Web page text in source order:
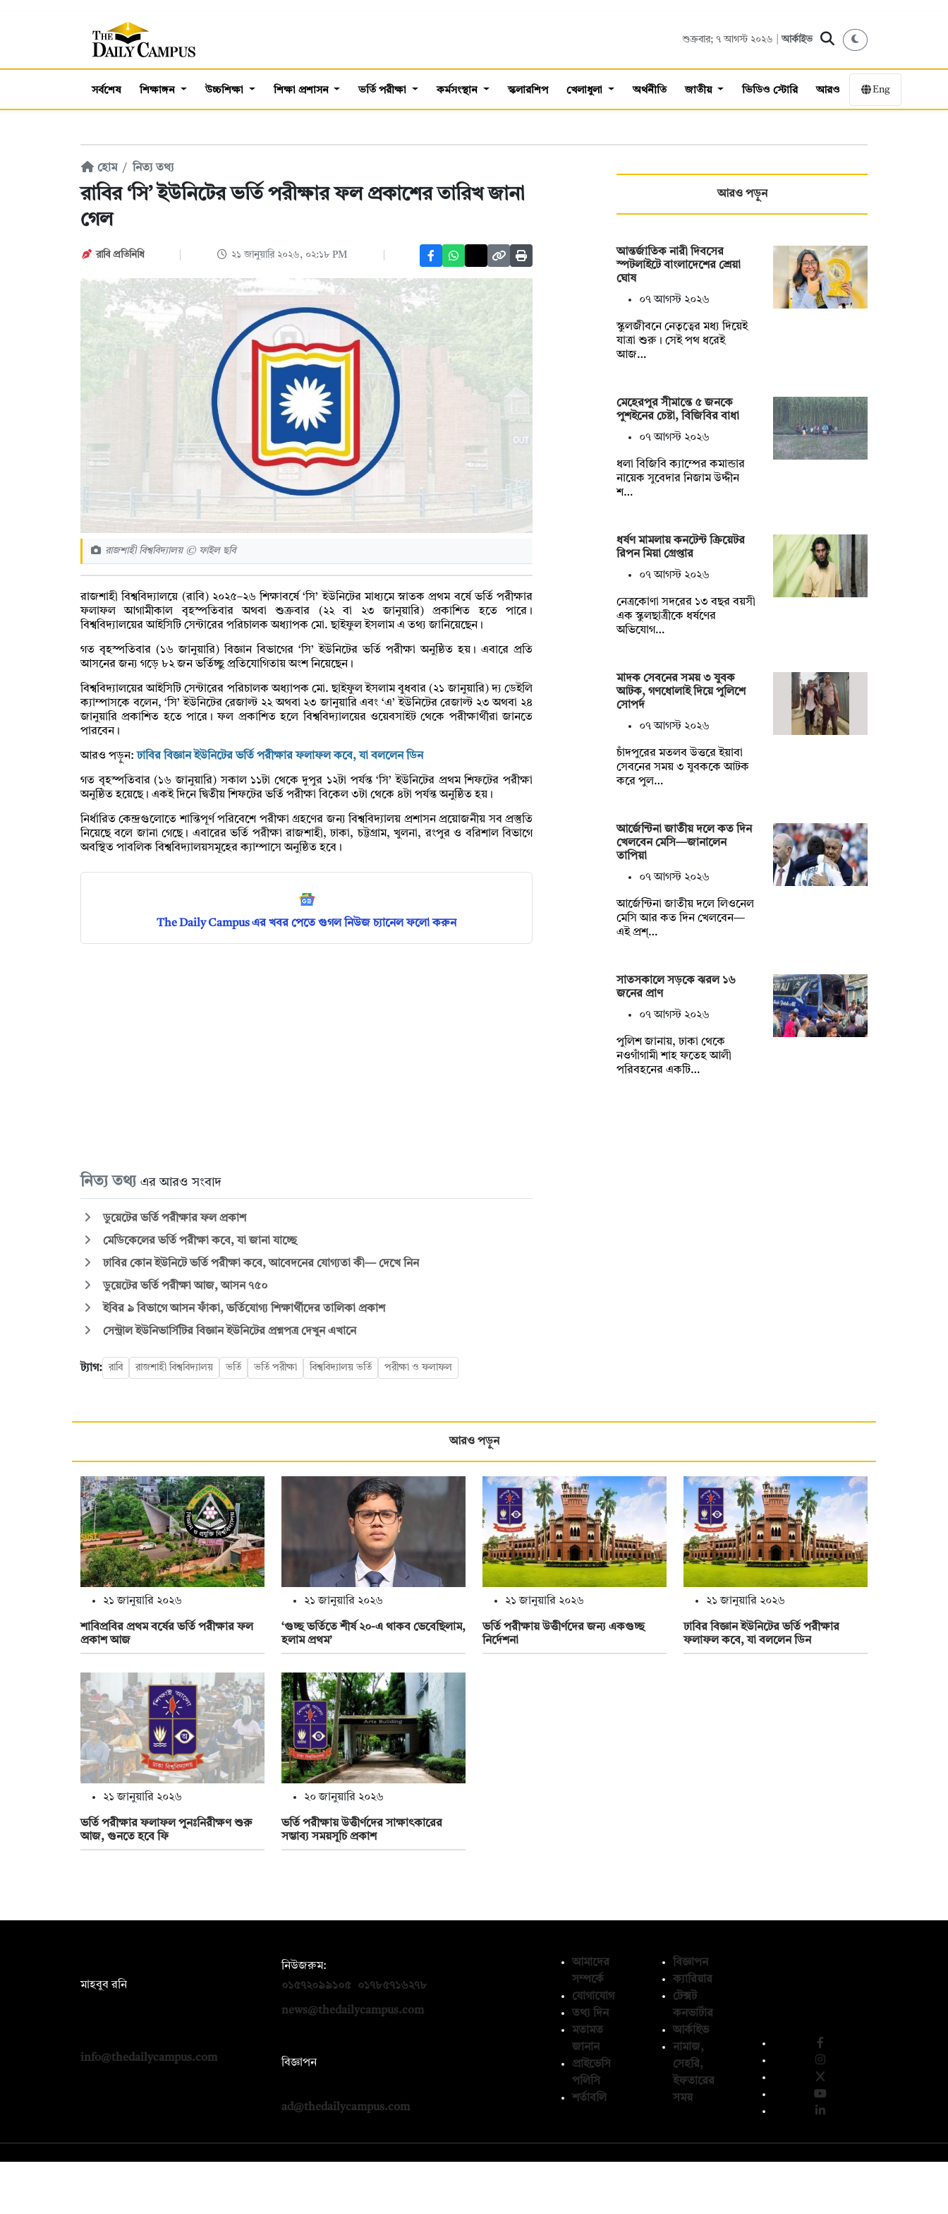
শুক্রবার; ৭ আগস্ট ২০২৬ |আর্কাইভ
সর্বশেষ শিক্ষাঙ্গন উচ্চশিক্ষা শিক্ষা প্রশাসন ভর্তি পরীক্ষা কর্মসংস্থান স্কলারশিপ খেলাধুলা অর্থনীতি জাতীয় ভিডিও স্টোরি আরও Eng
হোম নিত্য তথ্য
রাবির ‘সি’ ইউনিটের ভর্তি পরীক্ষার ফল প্রকাশের তারিখ জানা
গেল
রাবি প্রতিনিধি ২১ জানুয়ারি ২০২৬, ০২:১৮ PM
রাজশাহী বিশ্ববিদ্যালয় © ফাইল ছবি
রাজশাহী বিশ্ববিদ্যালয়ে (রাবি) ২০২৫–২৬ শিক্ষাবর্ষে ‘সি’ ইউনিটের মাধ্যমে স্নাতক প্রথম বর্ষে ভর্তি পরীক্ষার
ফলাফল আগামীকাল বৃহস্পতিবার অথবা শুক্রবার (২২ বা ২৩ জানুয়ারি) প্রকাশিত হতে পারে।
বিশ্ববিদ্যালয়ের আইসিটি সেন্টারের পরিচালক অধ্যাপক মো. ছাইফুল ইসলাম এ তথ্য জানিয়েছেন।
গত বৃহস্পতিবার (১৬ জানুয়ারি) বিজ্ঞান বিভাগের ‘সি’ ইউনিটের ভর্তি পরীক্ষা অনুষ্ঠিত হয়। এবারে প্রতি
আসনের জন্য গড়ে ৮২ জন ভর্তিচ্ছু প্রতিযোগিতায় অংশ নিয়েছেন।
বিশ্ববিদ্যালয়ের আইসিটি সেন্টারের পরিচালক অধ্যাপক মো. ছাইফুল ইসলাম বুধবার (২১ জানুয়ারি) দ্য ডেইলি
ক্যাম্পাসকে বলেন, ‘সি’ ইউনিটের রেজাল্ট ২২ অথবা ২৩ জানুয়ারি এবং ‘এ’ ইউনিটের রেজাল্ট ২৩ অথবা ২৪
জানুয়ারি প্রকাশিত হতে পারে। ফল প্রকাশিত হলে বিশ্ববিদ্যালয়ের ওয়েবসাইট থেকে পরীক্ষার্থীরা জানতে
পারবেন।
আরও পড়ুন:ঢাবির বিজ্ঞান ইউনিটের ভর্তি পরীক্ষার ফলাফল কবে, যা বললেন ডিন
গত বৃহস্পতিবার (১৬ জানুয়ারি) সকাল ১১টা থেকে দুপুর ১২টা পর্যন্ত ‘সি’ ইউনিটের প্রথম শিফটের পরীক্ষা
অনুষ্ঠিত হয়েছে। একই দিনে দ্বিতীয় শিফটের ভর্তি পরীক্ষা বিকেল ৩টা থেকে ৪টা পর্যন্ত অনুষ্ঠিত হয়।
নির্ধারিত কেন্দ্রগুলোতে শান্তিপূর্ণ পরিবেশে পরীক্ষা গ্রহণের জন্য বিশ্ববিদ্যালয় প্রশাসন প্রয়োজনীয় সব প্রস্তুতি
নিয়েছে বলে জানা গেছে। এবারের ভর্তি পরীক্ষা রাজশাহী, ঢাকা, চট্টগ্রাম, খুলনা, রংপুর ও বরিশাল বিভাগে
অবস্থিত পাবলিক বিশ্ববিদ্যালয়সমূহের ক্যাম্পাসে অনুষ্ঠিত হবে।
The Daily Campus এর খবর পেতে গুগল নিউজ চ্যানেল ফলো করুন
নিত্য তথ্য এর আরও সংবাদ
ডুয়েটের ভর্তি পরীক্ষার ফল প্রকাশ
মেডিকেলের ভর্তি পরীক্ষা কবে, যা জানা যাচ্ছে
ঢাবির কোন ইউনিটে ভর্তি পরীক্ষা কবে, আবেদনের যোগ্যতা কী— দেখে নিন
ডুয়েটের ভর্তি পরীক্ষা আজ, আসন ৭৫০
ইবির ৯ বিভাগে আসন ফাঁকা, ভর্তিযোগ্য শিক্ষার্থীদের তালিকা প্রকাশ
সেন্ট্রাল ইউনিভার্সিটির বিজ্ঞান ইউনিটের প্রশ্নপত্র দেখুন এখানে
ট্যাগ: রাবি রাজশাহী বিশ্ববিদ্যালয় ভর্তি ভর্তি পরীক্ষা বিশ্ববিদ্যালয় ভর্তি পরীক্ষা ও ফলাফল
আরও পড়ুন
আন্তর্জাতিক নারী দিবসের
স্পটলাইটে বাংলাদেশের শ্রেয়া
ঘোষ
০৭ আগস্ট ২০২৬
স্কুলজীবনে নেতৃত্বের মধ্য দিয়েই
যাত্রা শুরু। সেই পথ ধরেই
আজ…
মেহেরপুর সীমান্তে ৫ জনকে
পুশইনের চেষ্টা, বিজিবির বাধা
০৭ আগস্ট ২০২৬
ধলা বিজিবি ক্যাম্পের কমান্ডার
নায়েক সুবেদার নিজাম উদ্দীন
শ…
ধর্ষণ মামলায় কনটেন্ট ক্রিয়েটর
রিপন মিয়া গ্রেপ্তার
০৭ আগস্ট ২০২৬
নেত্রকোণা সদরের ১৩ বছর বয়সী
এক স্কুলছাত্রীকে ধর্ষণের
অভিযোগ…
মাদক সেবনের সময় ৩ যুবক
আটক, গণধোলাই দিয়ে পুলিশে
সোপর্দ
০৭ আগস্ট ২০২৬
চাঁদপুরের মতলব উত্তরে ইয়াবা
সেবনের সময় ৩ যুবককে আটক
করে পুল…
আর্জেন্টিনা জাতীয় দলে কত দিন
খেলবেন মেসি—জানালেন
তাপিয়া
০৭ আগস্ট ২০২৬
আর্জেন্টিনা জাতীয় দলে লিওনেল
মেসি আর কত দিন খেলবেন—
এই প্রশ্…
সাতসকালে সড়কে ঝরল ১৬
জনের প্রাণ
০৭ আগস্ট ২০২৬
পুলিশ জানায়, ঢাকা থেকে
নওগাঁগামী শাহ ফতেহ আলী
পরিবহনের একটি…
আরও পড়ুন
২১ জানুয়ারি ২০২৬
শাবিপ্রবির প্রথম বর্ষের ভর্তি পরীক্ষার ফল
প্রকাশ আজ
২১ জানুয়ারি ২০২৬
‘গুচ্ছ ভর্তিতে শীর্ষ ২০-এ থাকব ভেবেছিলাম,
হলাম প্রথম’
২১ জানুয়ারি ২০২৬
ভর্তি পরীক্ষায় উত্তীর্ণদের জন্য একগুচ্ছ
নির্দেশনা
২১ জানুয়ারি ২০২৬
ঢাবির বিজ্ঞান ইউনিটের ভর্তি পরীক্ষার
ফলাফল কবে, যা বললেন ডিন
২১ জানুয়ারি ২০২৬
ভর্তি পরীক্ষার ফলাফল পুনঃনিরীক্ষণ শুরু
আজ, গুনতে হবে ফি
২০ জানুয়ারি ২০২৬
ভর্তি পরীক্ষায় উত্তীর্ণদের সাক্ষাৎকারের
সম্ভাব্য সময়সূচি প্রকাশ
মাহবুব রনি
info@thedailycampus.com
নিউজরুম:
০১৫৭২০৯৯১০৫
০১৭৮৫৭১৬২৭৮
news@thedailycampus.com
বিজ্ঞাপন
ad@thedailycampus.com
আমাদের
সম্পর্কে
যোগাযোগ
তথ্য দিন
মতামত
জানান
প্রাইভেসি
পলিসি
শর্তাবলি
বিজ্ঞাপন
ক্যারিয়ার
টেক্সট
কনভার্টার
আর্কাইভ
নামাজ,
সেহরি,
ইফতারের
সময়
© কপিরাইট 2026, দ্য ডেইলি ক্যাম্পাস লিমিটেড